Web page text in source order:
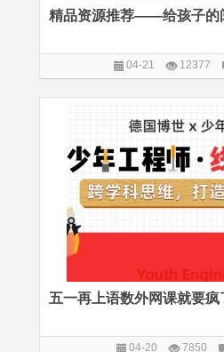
精品资源推荐——给孩子的
04-21 12377
04-20 7850